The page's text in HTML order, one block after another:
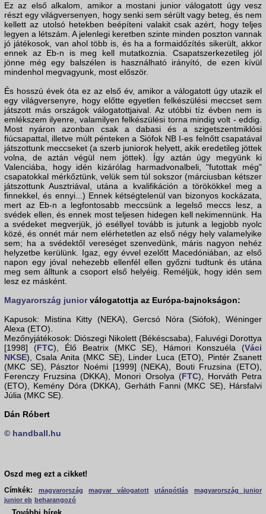
Ez az első alkalom, amikor a mostani junior válogatott úgy vesz
részt egy világversenyen, hogy senki sem sérült vagy beteg, és nem
kellett az utolsó hetekben beépíteni valakit csak azért, hogy teljes
legyen a létszám. A jelenlegi keretben szinte minden poszton vannak
jó játékosok, van ahol több is, és ha a formaidőzítés sikerült, akkor
ennek az Eb-n is meg kell mutatkoznia. Csapatszerkezetileg jól
jönne még egy balszélen is használható irányító, de ezen kívül
mindenhol megvagyunk, most először.
És hosszú évek óta ez az első év, amikor a válogatott úgy utazik el
egy világversenyre, hogy előtte egyetlen felkészülési meccset sem
játszott más országok válogatottjaival. Az utóbbi tíz évben nem is
emlékszem ilyenre, valamilyen felkészülési torna mindig volt - eddig.
Most nyáron azonban csak a dabasi és a szigetszentmiklósi
fiúcsapattal, illetve múlt pénteken a Siófok NB I-es felnőtt csapatával
játszottunk meccseket (a szerb juniorok helyett, akik eredetileg jöttek
volna, de aztán végül nem jöttek). Így aztán úgy megyünk ki
Valenciába, hogy idén kizárólag harmadvonalbeli, "futottak még"
csapatokkal mérkőztünk, velük sem túl sokszor (márciusban kétszer
játszottunk Ausztriával, utána a kvalifikáción a törökökkel meg a
finnekkel, és ennyi...) Ennek kétségtelenül van bizonyos kockázata,
mert az Eb-n a legfontosabb meccsünk a legelső meccs lesz, a
svédek ellen, és ennek most teljesen hidegen kell nekimennünk. Ha
a svédeket megverjük, jó eséllyel tovább is jutunk a legjobb nyolc
közé, és onnét már nem elérhetetlen az első négy hely valamelyike
sem; ha a svédektől vereséget szenvedünk, máris nagyon nehéz
helyzetbe kerülünk. Igaz, egy évvel ezelőtt Macedóniában, az első
napon egy jóval nehezebb ellenfél ellen győzni tudtunk és utána
meg sem álltunk a csoport első helyéig. Reméljük, hogy idén sem
lesz ez másként.
Magyarország juniorválogatottja az Európa-bajnokságon:
Kapusok: Mistina Kitty (NEKA), Gercsó Nóra (Siófok), Wéninger
Alexa (ETO).
Mezőnyjátékosok: Diószegi Nikolett (Békéscsaba), Faluvégi Dorottya
[1998] (FTC), Élő Beatrix (MKC SE), Hámori Konszuéla (Váci
NKSE), Csala Anita (MKC SE), Linder Luca (ETO), Pintér Zsanett
(MKC SE), Pásztor Noémi [1999] (NEKA), Bouti Fruzsina (ETO),
Ferenczy Fruzsina (DKKA), Monori Orsolya (FTC), Horváth Petra
(ETO), Kemény Dóra (DKKA), Gerháth Fanni (MKC SE), Hársfalvi
Júlia (MKC SE).
Dán Róbert
© handball.hu
Oszd meg ezt a cikket!
Címkék:
magyarország magyar válogatott utánpótlás
magyarország junior
junior eb beharangozó